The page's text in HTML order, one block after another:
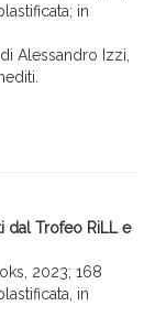
in
Alessandro Izzi,
dal Trofeo RiLL e
2023; 168
in